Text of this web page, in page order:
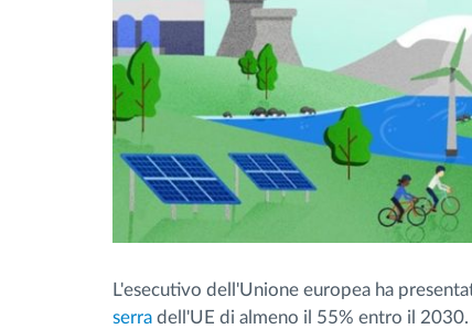
L'esecutivo dell'Unione europea ha
serra dell'UE di almeno il 55% entro il